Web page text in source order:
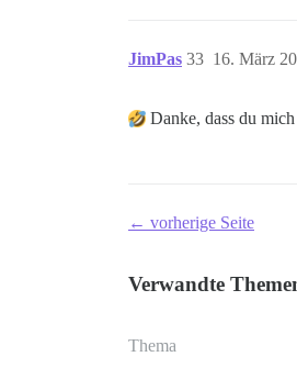
JimPas 16. März
33
Danke, dass du
← vorherige Seite
Verwandte
Thema